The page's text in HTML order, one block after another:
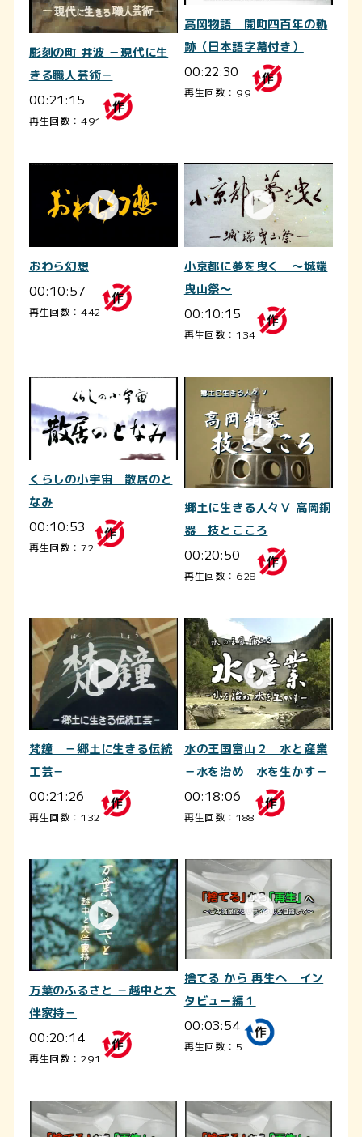
彫刻の町 井波 －現代に生
きる職人芸術－
00:21:15
再生回数：491
高岡物語 開町四百年の軌
跡（日本語字幕付き）
00:22:30
再生回数：99
おわら幻想
00:10:57
再生回数：442
小京都に夢を曳く ～城端
曳山祭～
00:10:15
再生回数：134
くらしの小宇宙 散居のと
なみ
00:10:53
再生回数：72
郷土に生きる人々Ⅴ 高岡銅
器 技とこころ
00:20:50
再生回数：628
梵鐘 －郷土に生きる伝統
工芸－
00:21:26
再生回数：132
水の王国富山２ 水と産業
－水を治め 水を生かす－
00:18:06
再生回数：188
万葉のふるさと －越中と大
伴家持－
00:20:14
再生回数：291
捨てる から 再生へ イン
タビュー編１
00:03:54
再生回数：5